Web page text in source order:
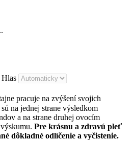
Hlas
pracuje na zvýšení svojich
na jednej strane výsledkom
a na strane druhej ovocím
Pre krásnu a zdravú pleť
dôkladné odlíčenie a vyčistenie.